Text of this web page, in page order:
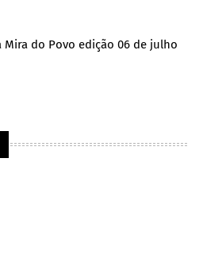
Mira do Povo edição 06 de julho